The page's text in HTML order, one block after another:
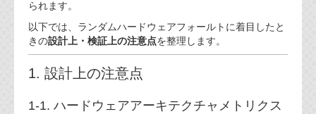
られます。
以下では、ランダムハードウェアフォールトに着目したと
きの設計上・検証上の注意点を整理します。
1. 設計上の注意点
1-1. ハードウェアアーキテクチャメトリクス